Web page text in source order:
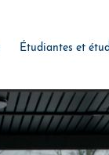
Étudiantes et